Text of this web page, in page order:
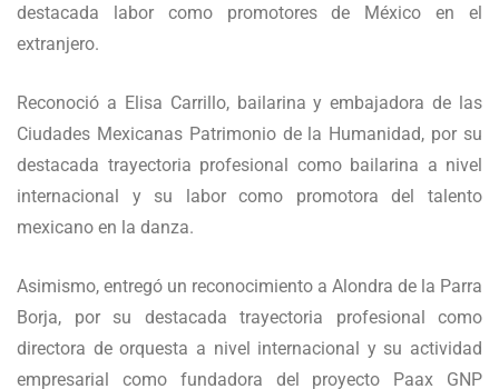
destacada labor como promotores de México en el
extranjero.
Reconoció a Elisa Carrillo, bailarina y embajadora de las
Ciudades Mexicanas Patrimonio de la Humanidad, por su
destacada trayectoria profesional como bailarina a nivel
internacional y su labor como promotora del talento
mexicano en la danza.
Asimismo, entregó un reconocimiento a Alondra de la Parra
Borja, por su destacada trayectoria profesional como
directora de orquesta a nivel internacional y su actividad
empresarial como fundadora del proyecto Paax GNP